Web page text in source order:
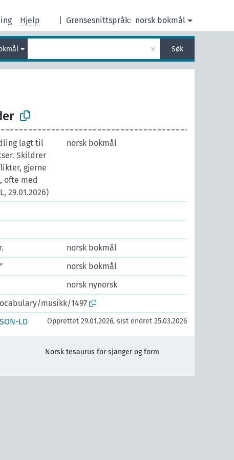
Grensesnittspråk: norsk bokmål
Hjelp
× Søk
lagt til
Skildrer
gjerne
ofte med
29.01.2026)
norsk bokmål
norsk bokmål
norsk bokmål
norsk nynorsk
musikk/1497
LD Opprettet 29.01.2026, sist endret 25.03.2026
Norsk tesaurus for sjanger og form